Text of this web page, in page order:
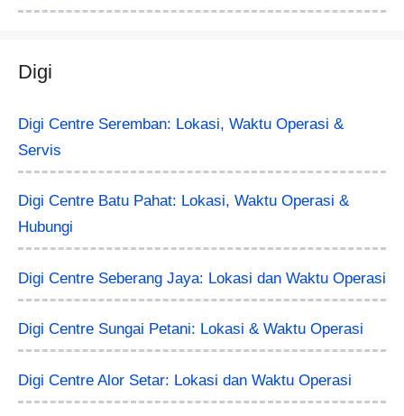
Digi
Digi Centre Seremban: Lokasi, Waktu Operasi &
Servis
Digi Centre Batu Pahat: Lokasi, Waktu Operasi &
Hubungi
Digi Centre Seberang Jaya: Lokasi dan Waktu Operasi
Digi Centre Sungai Petani: Lokasi & Waktu Operasi
Digi Centre Alor Setar: Lokasi dan Waktu Operasi